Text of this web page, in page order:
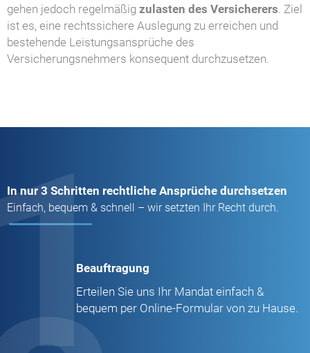
gehen jedoch regelmäßig zulasten des Versicherers . Ziel
ist es, eine rechtssichere Auslegung zu erreichen und
bestehende Leistungsansprüche des
Versicherungsnehmers konsequent durchzusetzen.
In nur 3 Schritten rechtliche Ansprüche durchsetzen
Einfach, bequem & schnell – wir setzten Ihr Recht durch.
Beauftragung
Erteilen Sie uns Ihr Mandat einfach &
bequem per Online-Formular von zu Hause.